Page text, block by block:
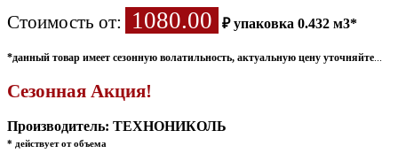
Стоимость от: 1080.00 ₽ упаковка 0.432 м3*
*данный товар имеет сезонную волатильность, актуальную цену уточняйте...
Сезонная Акция!
Производитель: ТЕХНОНИКОЛЬ
* действует от объема